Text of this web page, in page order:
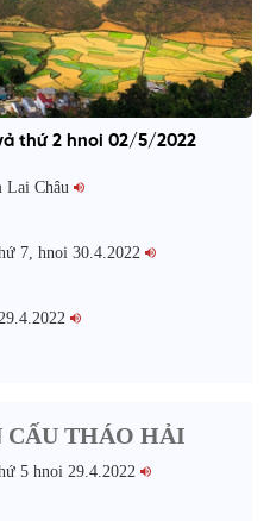
thứ 2 hnoi 02/5/2022
Lai Châu
7, hnoi 30.4.2022
CẤU THÁO HẢI
5 hnoi 29.4.2022